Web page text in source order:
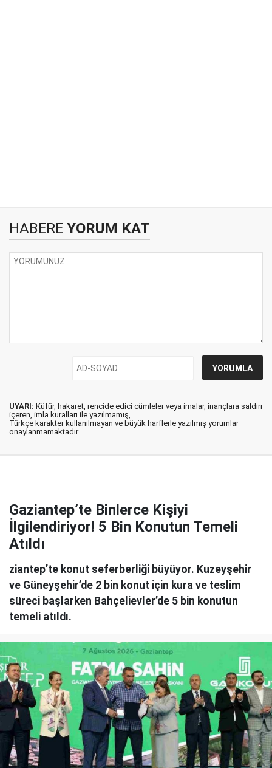
HABERE YORUM KAT
UYARI: Küfür, hakaret, rencide edici cümleler veya imalar, inançlara saldırı
içeren, imla kuralları ile yazılmamış,
Türkçe karakter kullanılmayan ve büyük harflerle yazılmış yorumlar
onaylanmamaktadır.
Gaziantep’te Binlerce Kişiyi
İlgilendiriyor! 5 Bin Konutun Temeli
Atıldı
ziantep’te konut seferberliği büyüyor. Kuzeyşehir
ve Güneyşehir’de 2 bin konut için kura ve teslim
süreci başlarken Bahçelievler’de 5 bin konutun
temeli atıldı.